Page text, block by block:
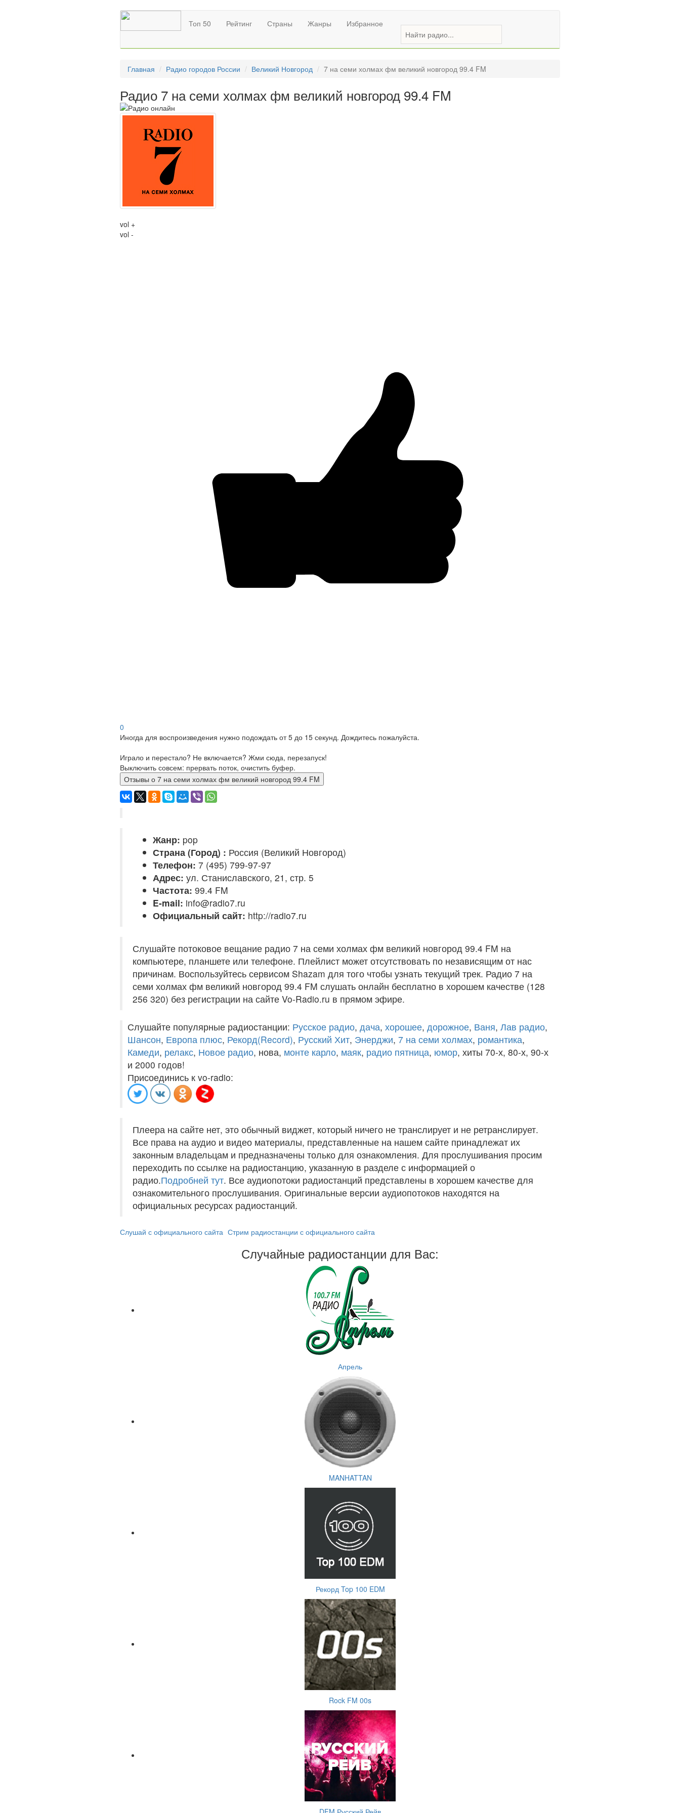
Топ 50 Рейтинг Страны Жанры Избранное
Главная Радио городов России Великий Новгород 7 на семи холмах фм великий новгород 99.4 FM
Радио 7 на семи холмах фм великий новгород 99.4 FM
vol +
vol -
0
Иногда для воспроизведения нужно подождать от 5 до 15 секунд. Дождитесь пожалуйста.
Играло и перестало? Не включается? Жми сюда, перезапуск!
Выключить совсем: прервать поток, очистить буфер.
Отзывы о 7 на семи холмах фм великий новгород 99.4 FM
Жанр: pop
Страна (Город) : Россия (Великий Новгород)
Телефон: 7 (495) 799-97-97
Адрес: ул. Станиславского, 21, стр. 5
Частота: 99.4 FM
E-mail: info@radio7.ru
Официальный сайт: http://radio7.ru
Слушайте потоковое вещание радио 7 на семи холмах фм великий новгород 99.4 FM на
компьютере, планшете или телефоне. Плейлист может отсутствовать по независящим от нас
причинам. Воспользуйтесь сервисом Shazam для того чтобы узнать текущий трек. Радио 7 на
семи холмах фм великий новгород 99.4 FM слушать онлайн бесплатно в хорошем качестве (128
256 320) без регистрации на сайте Vo-Radio.ru в прямом эфире.
Слушайте популярные радиостанции: Русское радио, дача, хорошее, дорожное, Ваня, Лав радио,
Шансон, Европа плюс, Рекорд(Record), Русский Хит, Энерджи, 7 на семи холмах, романтика,
Камеди, релакс, Новое радио, нова, монте карло, маяк, радио пятница, юмор, хиты 70-х, 80-х, 90-х
и 2000 годов!
Присоединись к vo-radio:
Плеера на сайте нет, это обычный виджет, который ничего не транслирует и не ретранслирует.
Все права на аудио и видео материалы, представленные на нашем сайте принадлежат их
законным владельцам и предназначены только для ознакомления. Для прослушивания просим
переходить по ссылке на радиостанцию, указанную в разделе с информацией о
радио.Подробней тут. Все аудиопотоки радиостанций представлены в хорошем качестве для
ознакомительного прослушивания. Оригинальные версии аудиопотоков находятся на
официальных ресурсах радиостанций.
Слушай с официального сайта Стрим радиостанции с официального сайта
Случайные радиостанции для Вас:
Апрель
MANHATTAN
Рекорд Top 100 EDM
Rock FM 00s